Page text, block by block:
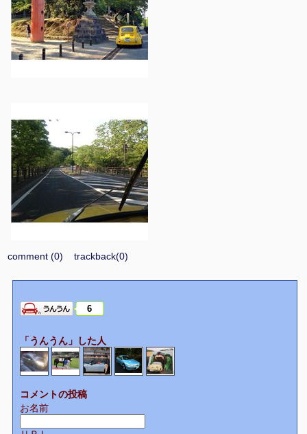
comment (0) trackback(0)
6
「うんうん」した人
コメントの投稿
お名前